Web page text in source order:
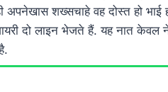
शख्सचाहे वह दोस्त हो भाई
दो लाइन भेजते हैं. यह नात केवल